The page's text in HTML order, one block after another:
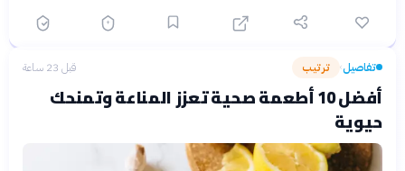
تفاصيل› ترتيب قبل 23 ساعة
أفضل 10 أطعمة صحية تعزز المناعة وتمنحك
حيوية